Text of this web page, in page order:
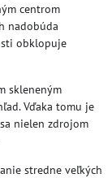
centrom
nadobúda
obklopuje
skleneným
Vďaka tomu je
nielen zdrojom
stredne veľkých